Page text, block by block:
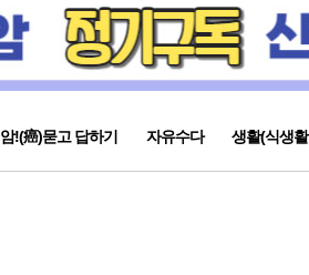
암!(癌)묻고 답하기 자유수다 생활(식생